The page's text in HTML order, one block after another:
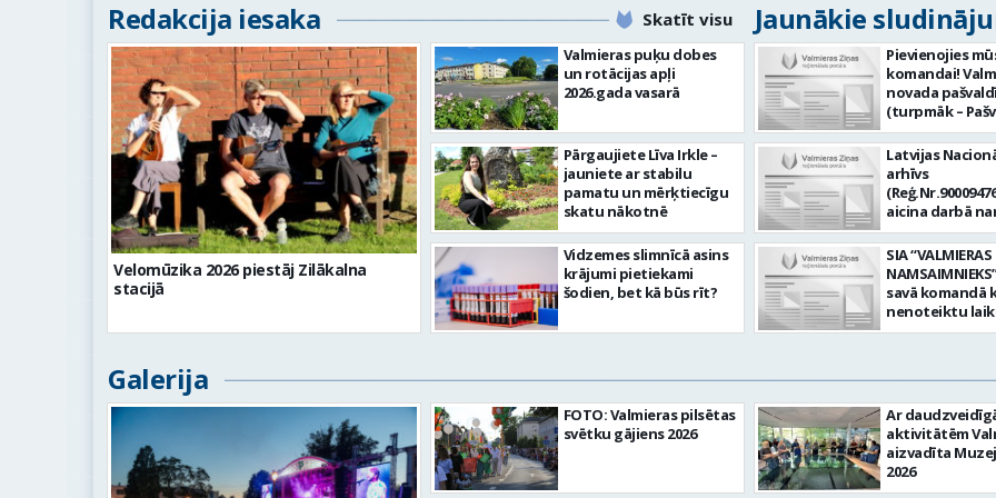
Redakcija iesaka Skatīt visu Jaunākie
Velomūzika 2026 piestāj Zilākalna
stacijā
Valmieras puķu dobes
un rotācijas apļi
2026.gada vasarā
Pārgaujiete Līva Irkle –
jauniete ar stabilu
pamatu un mērķtiecīgu
skatu nākotnē
Vidzemes slimnīcā asins
krājumi pietiekami
šodien, bet kā būs rīt?
Pievienojies
komandai!
novada
(turpmāk –
aicina darbā
Informācijas
centra (ITC)
tehnoloģiju
vieta: Rūjienas
Naukšēnu
teritorijās Ja
vēlme:
informācijas un
komunikācijas
IKT) saistīto
un operatīvu
nodrošināt
datortehnikas
atbalstu un ar to
saistīto
Latvijas
arhīvs
aicina darbā
pārzini (uz
laiku)
valsts arhīvā Mēs
Valmieras
arhīvā
dokumentāro
mantojumu.
pārraudzībā un
zonā ietilpst
Valkas,
Limbažu novadi.
SIA “VALMIERAS
savā komandā
nenoteiktu
SPECIALIZĒTĀ
pienākumi:
apkalpot
(arī kravas)
uzturēt
automobili
kārtībā. veikt
Galerija
FOTO: Valmieras pilsētas
svētku gājiens 2026
Ar
aktivitātēm
aizvadīta
2026